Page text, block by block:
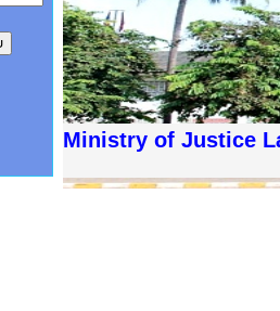
Ministry of Justice